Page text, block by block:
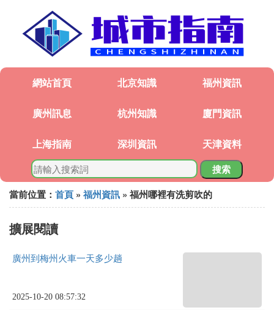
網站首頁 北京知識 福州資訊
廣州訊息 杭州知識 廈門資訊
上海指南 深圳資訊 天津資料
搜索
當前位置： 首頁 » 福州資訊 » 福州哪裡有洗剪吹的
擴展閱讀
廣州到梅州火車一天多少趟
2025-10-20 08:57:32